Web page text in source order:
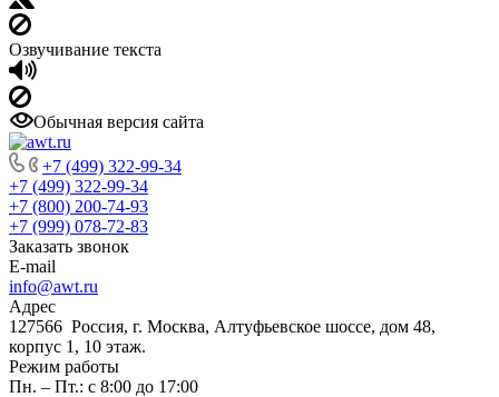
Озвучивание текста
Обычная версия сайта
+7 (499) 322-99-34
+7 (499) 322-99-34
+7 (800) 200-74-93
+7 (999) 078-72-83
Заказать звонок
E-mail
info@awt.ru
Адрес
127566 Россия, г. Москва, Алтуфьевское шоссе, дом 48,
корпус 1, 10 этаж.
Режим работы
Пн. – Пт.: с 8:00 до 17:00